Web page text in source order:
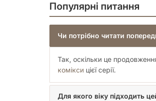
Популярні питання
Чи потрібно читати
Так, оскільки це
комікси цієї серії.
Для якого віку підходить